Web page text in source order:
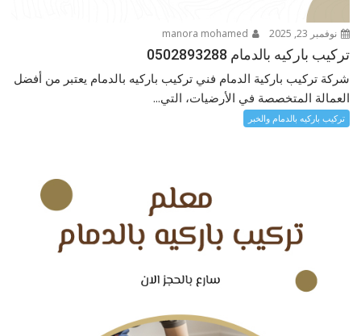
نوفمبر 23, 2025
تركيب باركيه بالدمام 0502893288
شركة تركيب باركية الدمام فني تركيب باركيه بالدمام يعتبر من أفضل
العمالة المتخصصة في الأرضيات، التي...
تركيب باركيه بالدمام والخبر